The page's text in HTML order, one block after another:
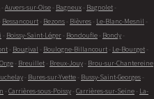
- Auvers-sur-Oise - Bagneux - Bagnolet -
Bessancourt - Bezons - Bièvres - Le-Blanc-Mesnil -
- Boissy-Saint-Léger - Bondoufle - Bondy -
- Bougival - Boulogne-Billancourt - Le-Bourget -
- Breuillet - Breux-Jouy - Brou-sur-Chantereine
- Bures-sur-Yvette - Bussy-Saint-Georges -
- Carrières-sous-Poissy - Carrières-sur-Seine - La-